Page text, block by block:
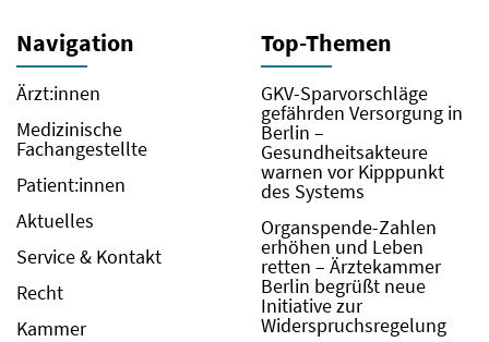
Navigation
Ärzt:innen
Medizinische
Fachangestellte
Patient:innen
Aktuelles
Service & Kontakt
Recht
Kammer
Top-Themen
GKV-Sparvorschläge
gefährden Versorgung in
Berlin –
Gesundheitsakteure
warnen vor Kipppunkt
des Systems
Organspende-Zahlen
erhöhen und Leben
retten – Ärztekammer
Berlin begrüßt neue
Initiative zur
Widerspruchsregelung